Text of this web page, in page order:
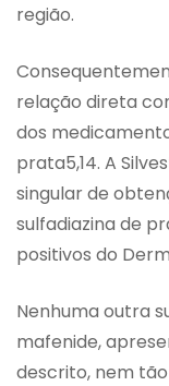
região.
relação direta
dos
prata5,14. A
singular de
sulfadiazina de
positivos do
Nenhuma outra
mafenide,
descrito, nem